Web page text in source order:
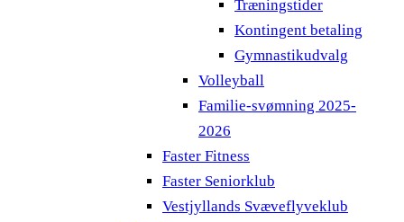
Træningstider
Kontingent betaling
Gymnastikudvalg
Volleyball
Familie-svømning 2025-
2026
Faster Fitness
Faster Seniorklub
Vestjyllands Svæveflyveklub